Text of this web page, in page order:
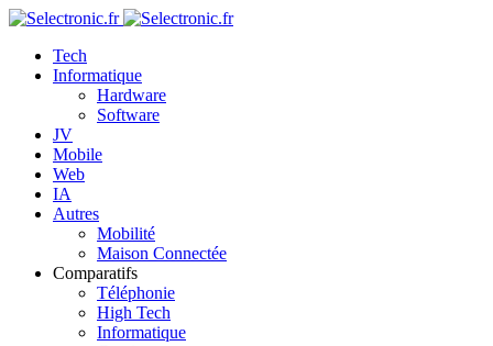
Tech
Informatique
Hardware
Software
JV
Mobile
Web
IA
Autres
Mobilité
Maison Connectée
Comparatifs
Téléphonie
High Tech
Informatique